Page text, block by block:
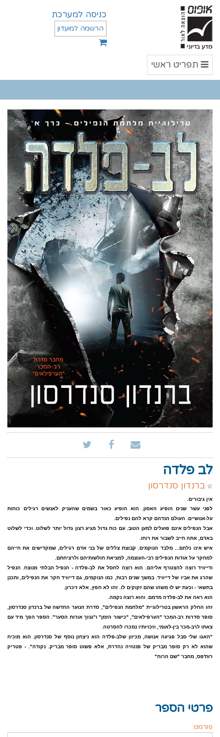
כניסה למערכת
הרשמה למועדון
תפריט
ראשי
תפריט ראשי
לב פלדה
ברנדון סנדרסון
אין גיבורים.
לפני עשר שנים הופיע האסון. הוא הופיע כאור בשמים שהעניק לאנשים רגילים כוחות
על-אנושיים. העולם הנדהם קרא להם נפילים.
אבל הנפילים אינם פועלים למען הטוב. עם כוח גדול מגיע רצון גדול יותר לשלוט. וכדי לשלוט
באדם, אתה חייב לשבור את רוחו.
איש אינו נלחם... מלבד הנוקמים. קבוצת צללים של בני אדם רגילים, שמקדישים את חייהם
למחקר על אודות הנפילים רבי-העוצמה, למציאת חולשותיהם ולרציחתם.
ודייוויד רוצה להצטרף אליהם. הוא רוצה לחסל את לב-פלדה - הנפיל הבלתי מנוצח. הנפיל
שהרג את אביו של דייוויד. במשך שנים רבות, כמו הנוקמים, גם דייוויד חקר את הנפילים, ותכנן
בחשאי - וכעת יש לו משהו שהם זקוקים לו. זהו לא חפץ, אלא זיכרון.
הוא ראה את לב-פלדה מדמם. והוא רוצה נקמה.
זהו החלק הראשון בטרילוגיית "מלחמת הנפילים", סדרת הנוער החדשה של ברנדון סנדרסון,
סופר סדרות רב-המכר "הערפילאים", "כישור הזמן" ו"גנזך אורות הסער". הספר הפך מיד עם
צאתו לרב-מכר בין-לאומי, וזכויותיו נמכרו להסרטה.
"האגו שלי סבל פגיעה אנושה, מכיוון שלב-פלדה הוא ניצחון נוסף של סנדרסון. הוא מוכיח
שהוא לא רק סופר מבריק של פנטזיה נהדרת, אלא פשוט סופר מבריק. נקודה". - פטריק
רות'פס, מחבר "שם הרוח"
פרטי הספר
פורמט: